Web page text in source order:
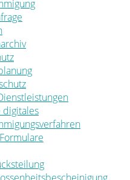
digitales